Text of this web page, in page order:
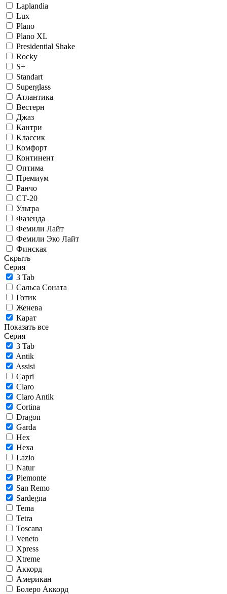
Laplandia
Lux
Plano
Plano XL
Presidential Shake
Rocky
S+
Standart
Superglass
Атлантика
Вестерн
Джаз
Кантри
Классик
Комфорт
Континент
Оптима
Премиум
Ранчо
СТ-20
Ультра
Фазенда
Фемили Лайт
Фемили Эко Лайт
Финская
Скрыть
Серия
3 Tab
Сальса Соната
Готик
Женева
Карат
Показать все
Серия
3 Tab
Antik
Assisi
Capri
Claro
Claro Antik
Cortina
Dragon
Garda
Hex
Hexa
Lazio
Natur
Piemonte
San Remo
Sardegna
Tema
Tetra
Toscana
Veneto
Xpress
Xtreme
Аккорд
Американ
Болеро Аккорд